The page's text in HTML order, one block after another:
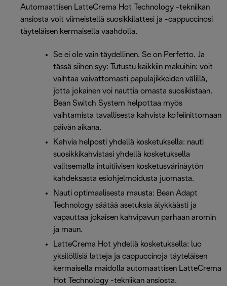
Automaattisen LatteCrema Hot Technology -tekniikan
ansiosta voit viimeistellä suosikkilattesi ja -cappuccinosi
täyteläisen kermaisella vaahdolla.
Se ei ole vain täydellinen. Se on Perfetto. Ja
tässä siihen syy: Tutustu kaikkiin makuihin: voit
vaihtaa vaivattomasti papulajikkeiden välillä,
jotta jokainen voi nauttia omasta suosikistaan.
Bean Switch System helpottaa myös
vaihtamista tavallisesta kahvista kofeiinittomaan
päivän aikana.
Kahvia helposti yhdellä kosketuksella: nauti
suosikkikahvistasi yhdellä kosketuksella
valitsemalla intuitiivisen kosketusvärinäytön
kahdeksasta esiohjelmoidusta juomasta.
Nauti optimaalisesta mausta: Bean Adapt
Technology säätää asetuksia älykkäästi ja
vapauttaa jokaisen kahvipavun parhaan aromin
ja maun.
LatteCrema Hot yhdellä kosketuksella: luo
yksilöllisiä latteja ja cappuccinoja täyteläisen
kermaisella maidolla automaattisen LatteCrema
Hot Technology -tekniikan ansiosta.